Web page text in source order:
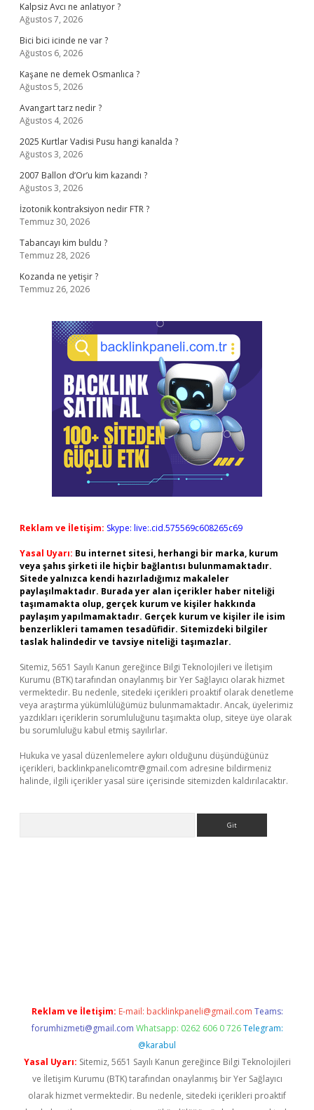
Kalpsiz Avcı ne anlatıyor ?
Ağustos 7, 2026
Bici bici icinde ne var ?
Ağustos 6, 2026
Kaşane ne demek Osmanlıca ?
Ağustos 5, 2026
Avangart tarz nedir ?
Ağustos 4, 2026
2025 Kurtlar Vadisi Pusu hangi kanalda ?
Ağustos 3, 2026
2007 Ballon d’Or’u kim kazandı ?
Ağustos 3, 2026
İzotonik kontraksiyon nedir FTR ?
Temmuz 30, 2026
Tabancayı kim buldu ?
Temmuz 28, 2026
Kozanda ne yetişir ?
Temmuz 26, 2026
Reklam ve İletişim: Skype: live:.cid.575569c608265c69
Yasal Uyarı: Bu internet sitesi, herhangi bir marka, kurum
veya şahıs şirketi ile hiçbir bağlantısı bulunmamaktadır.
Sitede yalnızca kendi hazırladığımız makaleler
paylaşılmaktadır. Burada yer alan içerikler haber niteliği
taşımamakta olup, gerçek kurum ve kişiler hakkında
paylaşım yapılmamaktadır. Gerçek kurum ve kişiler ile isim
benzerlikleri tamamen tesadüfidir. Sitemizdeki bilgiler
taslak halindedir ve tavsiye niteliği taşımazlar.
Sitemiz, 5651 Sayılı Kanun gereğince Bilgi Teknolojileri ve İletişim
Kurumu (BTK) tarafından onaylanmış bir Yer Sağlayıcı olarak hizmet
vermektedir. Bu nedenle, sitedeki içerikleri proaktif olarak denetleme
veya araştırma yükümlülüğümüz bulunmamaktadır. Ancak, üyelerimiz
yazdıkları içeriklerin sorumluluğunu taşımakta olup, siteye üye olarak
bu sorumluluğu kabul etmiş sayılırlar.
Hukuka ve yasal düzenlemelere aykırı olduğunu düşündüğünüz
içerikleri, backlinkpanelicomtr@gmail.com adresine bildirmeniz
halinde, ilgili içerikler yasal süre içerisinde sitemizden kaldırılacaktır.
Reklam ve İletişim: E-mail: backlinkpaneli@gmail.com Teams:
forumhizmeti@gmail.com Whatsapp: 0262 606 0 726 Telegram:
@karabul
Yasal Uyarı: Sitemiz, 5651 Sayılı Kanun gereğince Bilgi Teknolojileri
ve İletişim Kurumu (BTK) tarafından onaylanmış bir Yer Sağlayıcı
olarak hizmet vermektedir. Bu nedenle, sitedeki içerikleri proaktif